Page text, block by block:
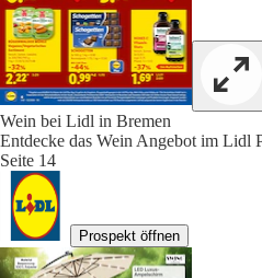
Wein bei Lidl in Bremen
Entdecke das Wein Angebot im
Seite 14
Prospekt öffnen